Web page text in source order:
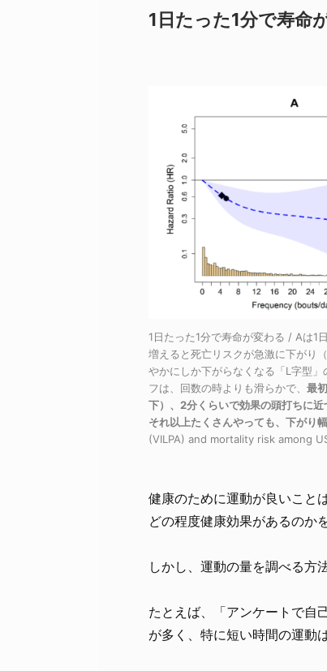
1日たった1分で寿命
1日たった1分で寿命が変わる / Aは1
増えると死亡リスクが急激に下がり
やかにしか下がらなくなる「L字型
フは、回数の時よりも滑らかで、 最
下）、2分くらいで効果の頭打ちに近
それ以上たくさんやっても、下がり
(VILPA) and mortality risk among
健康のために運動が良いこと
どの程度健康効果があるのか
しかし、運動の量を調べる方
たとえば、「アンケートで自
が多く、特に短い時間の運動